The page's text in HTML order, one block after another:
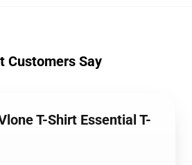
Customers Say
T-Shirt Essential T-